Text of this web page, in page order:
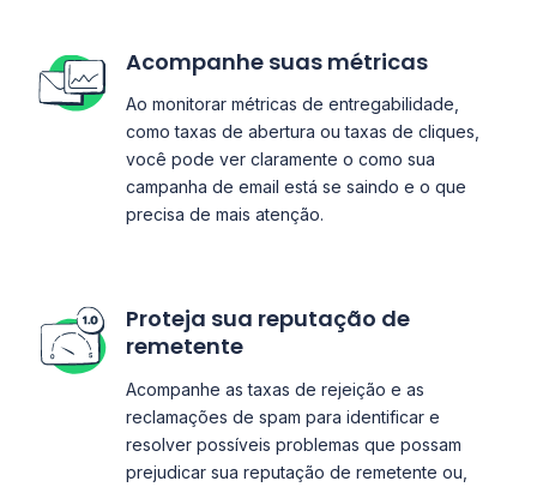
Acompanhe suas métricas
Ao monitorar métricas de entregabilidade,
como taxas de abertura ou taxas de cliques,
você pode ver claramente o como sua
campanha de email está se saindo e o que
precisa de mais atenção.
Proteja sua reputação de
remetente
Acompanhe as taxas de rejeição e as
reclamações de spam para identificar e
resolver possíveis problemas que possam
prejudicar sua reputação de remetente ou,